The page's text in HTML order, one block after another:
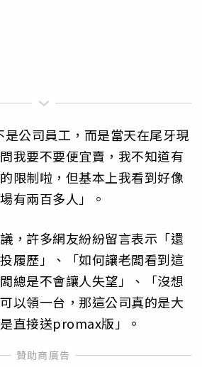
是公司員工，而是當天在尾牙現
我要不要便宜賣，我不知道有
限制啦，但基本上我看到好像
有兩百多人」。
，許多網友紛紛留言表示「還
履歷」、「如何讓老闆看到這
總是不會讓人失望」、「沒想
以領一台，那這公司真的是大
直接送promax版」。